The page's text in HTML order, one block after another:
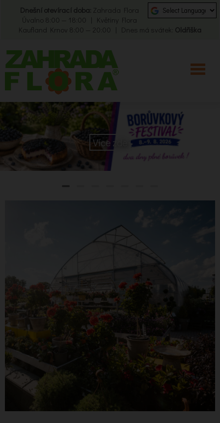
Dnešní otevírací doba: Zahrada Flora
Úvalno 8:00 — 18:00 | Květiny Flora
Kaufland Krnov 8:00 — 20:00 | Dnes má svátek: Oldřiška
Více zde